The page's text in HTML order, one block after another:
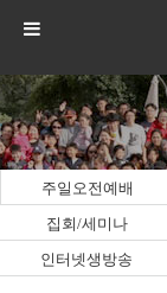
주일오전예배
집회/세미나
인터넷생방송